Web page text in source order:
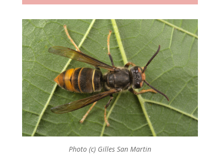
Photo (c) Gilles San Martin